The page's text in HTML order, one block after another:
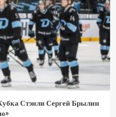
Стэнли Сергей Брылин